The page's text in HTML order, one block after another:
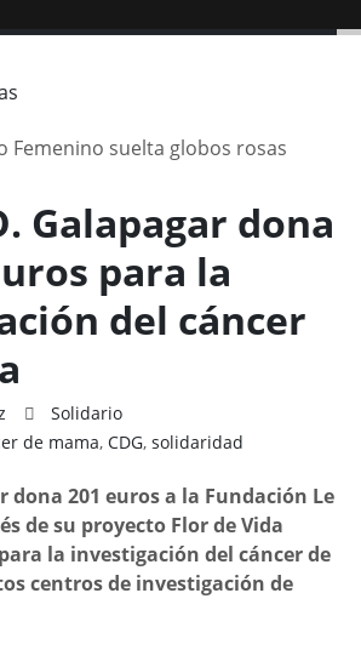
Galapagar dona
para la
del cáncer
Solidario
de mama,CDG,solidaridad
dona 201 euros a la Fundación Le
de su proyecto Flor de Vida
la investigación del cáncer de
centros de investigación de